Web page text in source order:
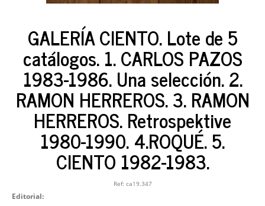
GALERÍA CIENTO. Lote de 5
catálogos. 1. CARLOS PAZOS
1983-1986. Una selección. 2.
RAMON HERREROS. 3. RAMON
HERREROS. Retrospektive
1980-1990. 4.ROQUÉ. 5.
CIENTO 1982-1983.
Ref: ca19.347
Editorial: